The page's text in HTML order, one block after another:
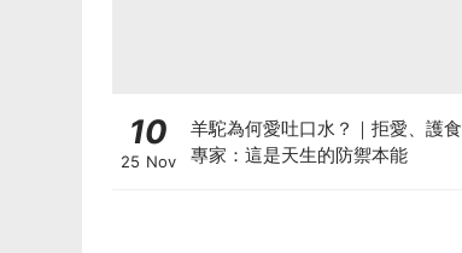
10
25 Nov
羊駝為何愛吐口水？｜拒愛、護食
專家：這是天生的防禦本能